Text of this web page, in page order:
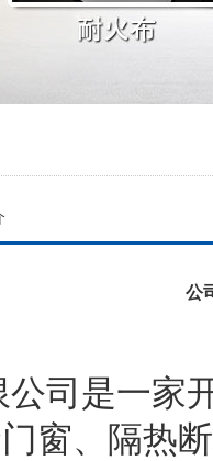
公
司是一家
窗、隔热